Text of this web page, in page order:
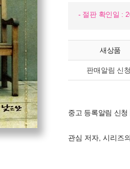
- 절판 확인일 :
새상품
판매알림 신청
중고 등록알림 신청
관심 저자, 시리즈